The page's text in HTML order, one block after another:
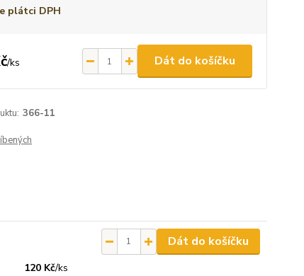
plátci DPH
/ks Dát do košíčku
366-11
120 Kč/ks
Dát do košíčku